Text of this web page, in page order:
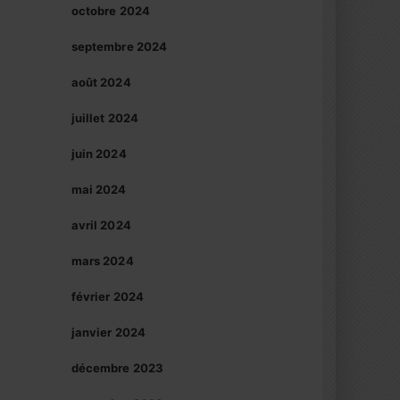
octobre 2024
septembre 2024
août 2024
juillet 2024
juin 2024
mai 2024
avril 2024
mars 2024
février 2024
janvier 2024
décembre 2023